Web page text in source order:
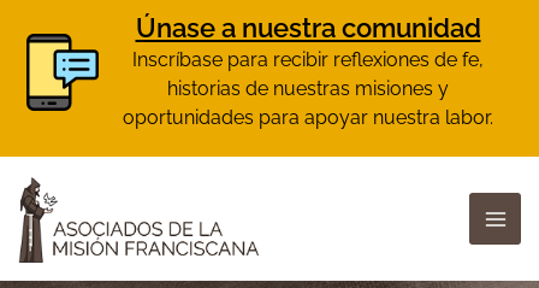
Únase a nuestra comunidad
Inscríbase para recibir reflexiones de fe,
historias de nuestras misiones y
oportunidades para apoyar nuestra labor.
content